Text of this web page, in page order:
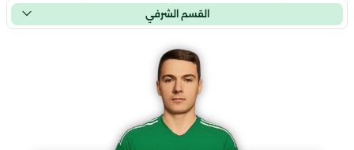
القسم الشرفي